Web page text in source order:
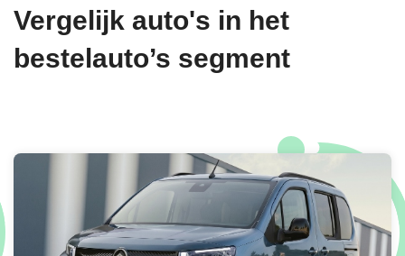
Vergelijk auto's in het
bestelauto’s segment